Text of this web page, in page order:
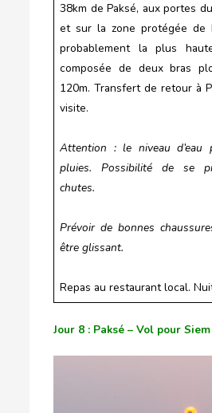
38km de Paksé, aux portes
et sur la zone protégée de
probablement la plus
composée de deux bras
120m. Transfert de retour à
visite.
Attention : le niveau d’eau
pluies. Possibilité de se
chutes.
Prévoir de bonnes
être glissant.
Repas au restaurant local.
Jour 8 : Paksé – Vol pour